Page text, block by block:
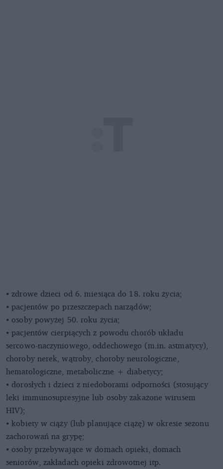
⦁ zdrowe dzieci od 6. miesiąca do 18. roku życia;
⦁ pacjentów po przeszczepach narządów;
⦁ osoby powyżej 50. roku życia;
⦁ pacjentów cierpiących z powodu chorób układu
sercowo-naczyniowego, oddechowego (m.in. astmatycy),
choroby nerek, wątroby, choroby neurologiczne,
hematologiczne, metaboliczne + diabetycy;
⦁ dorosłych i dzieci z niedoborami odporności (stosujący
leki immunosupresyjne lub osoby zakażone wirusem
HIV);
⦁ kobiety w ciąży (lub planujące ciążę) w okresie sezonu
zachorowań na grypę;
⦁ osoby przebywające w domach opieki, domach
seniorów, zakładach opieki zdrowotnej itp.